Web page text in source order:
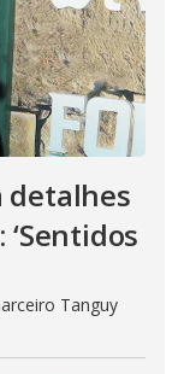
detalhes
Tanguy